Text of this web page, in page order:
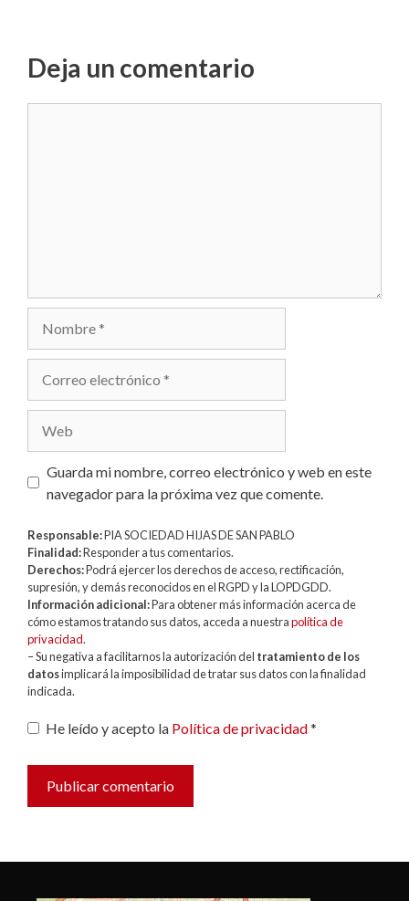
Deja un comentario
electrónico
Guarda mi nombre, correo electrónico y web en este
navegador para la próxima vez que comente.
Responsable:PIA SOCIEDAD HIJAS DE SAN PABLO
Finalidad:Responder a tus comentarios.
Derechos:Podrá ejercer los derechos de acceso, rectificación,
supresión, y demás reconocidos en el RGPD y la LOPDGDD.
Información adicional:Para obtener más información acerca de
cómo estamos tratando sus datos, acceda a nuestrapolítica de
privacidad.
– Su negativa a facilitarnos la autorización del tratamiento de los
datosimplicará la imposibilidad de tratar sus datos con la finalidad
indicada.
He leído y acepto la Política de privacidad*